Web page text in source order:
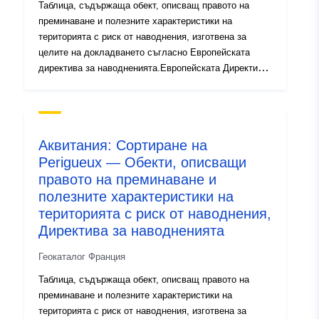
Таблица, съдържаща обект, описващ правото на
преминаване и полезните характеристики на
територията с риск от наводнения, изготвена за
целите на докладването съгласно Европейската
директива за наводненията.Европейската Директива
11—2007 г., стр. 27) оказва влияние върху
Европа. Тя изисква изготвянето на планове за
управление на риска от наводнения, насочени към
намаляване на отрицателните последици от
наводненията за човешкото здраве, околната среда,
културното наследство и икономическата дейност.
Целите и изискванията за изпълнение са определени
в Закона от 12 юли 2010 г. за национален ангажимент
за околната среда (LENE) и в постановлението от 2
картографирането на риска от наводнения и
наводнение за ВНВ е да допринесе, чрез
Аквитания: Сортиране на
Perigueux — Обекти, описващи
правото на преминаване и
полезните характеристики на
територията с риск от наводнения,
Директива за наводненията
Геокаталог Франция
Таблица, съдържаща обект, описващ правото на
преминаване и полезните характеристики на
територията с риск от наводнения, изготвена за